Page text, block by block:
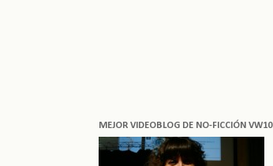
MEJOR VIDEOBLOG DE NO-FICCIÓN VW10